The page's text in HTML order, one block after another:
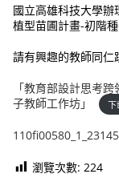
國立高雄科技大學
植型苗圃計畫-初階
請有興趣的教師同仁
「教育部設計思考
子教師工作坊」
下
瀏覽次數: 224